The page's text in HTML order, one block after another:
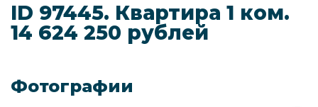
ID 97445. Квартира 1 ком.
14 624 250 рублей
Фотографии